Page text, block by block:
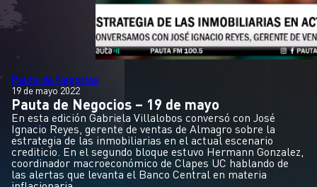
Pauta de Negocios
19 de mayo 2022
Pauta de Negocios – 19 de mayo
En esta edición Gabriela Villalobos conversó con José
Ignacio Reyes, gerente de ventas de Almagro sobre la
estrategia de las inmobiliarias en el actual escenario
crediticio. En el segundo bloque estuvo Hermann Gonzalez,
coordinador macroeconómico de Clapes UC hablando de
las alertas que levanta el Banco Central en materia